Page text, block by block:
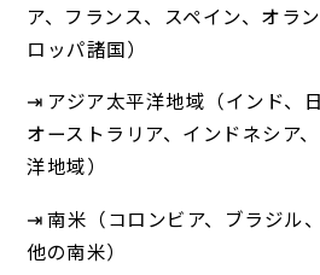
ア、フランス、スペイン、オラ
ロッパ諸国）
⇥ アジア太平洋地域（インド、
オーストラリア、インドネシア
洋地域）
⇥ 南米（コロンビア、ブラジル
他の南米）